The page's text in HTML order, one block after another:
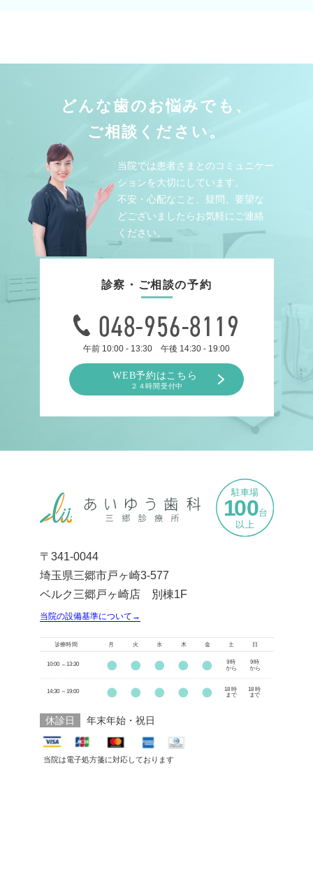
どんな歯のお悩みでも、
ご相談ください。
当院では患者さまとのコミュニケー
ションを大切にしています。
不安・心配なこと、疑問、要望な
どございましたらお気軽にご連絡
ください。
診察・ご相談の予約
048-956-8119
午前 10:00 - 13:30 午後 14:30 - 19:00
〒341-0044
埼玉県三郷市戸ヶ崎3-577
ベルク三郷戸ヶ崎店 別棟1F
当院の設備基準について→
休診日 年末年始・祝日
当院は電子処方箋に対応しております